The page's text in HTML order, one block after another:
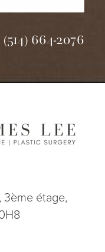
(514) 664-2076
3ème étage,